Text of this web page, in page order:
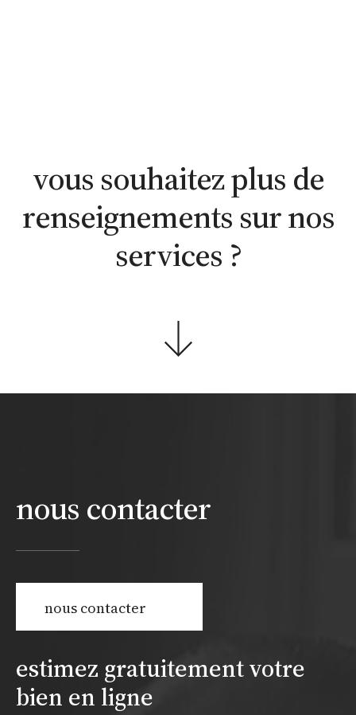
vous souhaitez plus de
renseignements sur nos
services ?
nous contacter
nous contacter
estimez gratuitement votre
bien en ligne